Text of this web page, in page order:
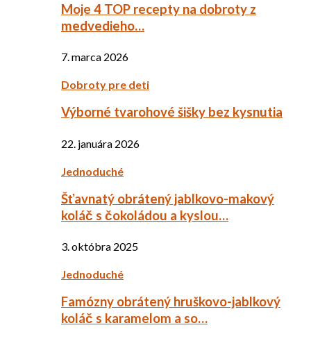
Moje 4 TOP recepty na dobroty z
medvedieho…
7. marca 2026
Dobroty pre deti
Výborné tvarohové šišky bez kysnutia
22. januára 2026
Jednoduché
Šťavnatý obrátený jablkovo-makový
koláč s čokoládou a kyslou…
3. októbra 2025
Jednoduché
Famózny obrátený hruškovo-jablkový
koláč s karamelom a so…